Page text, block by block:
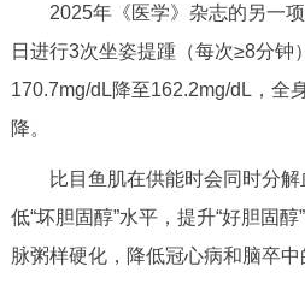
走进北京
多语种
ENGLISH 한국어
2025年《医学》杂志的另一
日进行3次坐姿提踵（每次≥8分钟
170.7mg/dL降至162.2mg/dL，全
降。
比目鱼肌在供能时会同时分
低“坏胆固醇”水平，提升“好胆固
脉粥样硬化，降低冠心病和脑卒中